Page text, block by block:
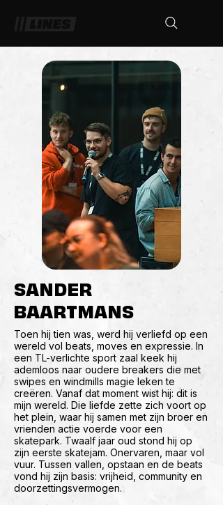
SANDER
BAARTMANS
Toen hij tien was, werd hij verliefd op een
wereld vol beats, moves en expressie. In
een TL-verlichte sport zaal keek hij
ademloos naar oudere breakers die met
swipes en windmills magie leken te
creëren. Vanaf dat moment wist hij: dit is
mijn wereld. Die liefde zette zich voort op
het plein, waar hij samen met zijn broer en
vrienden actie voerde voor een
skatepark. Twaalf jaar oud stond hij op
zijn eerste skatejam. Onervaren, maar vol
vuur. Tussen vallen, opstaan en de beats
vond hij zijn basis: vrijheid, community en
doorzettingsvermogen.